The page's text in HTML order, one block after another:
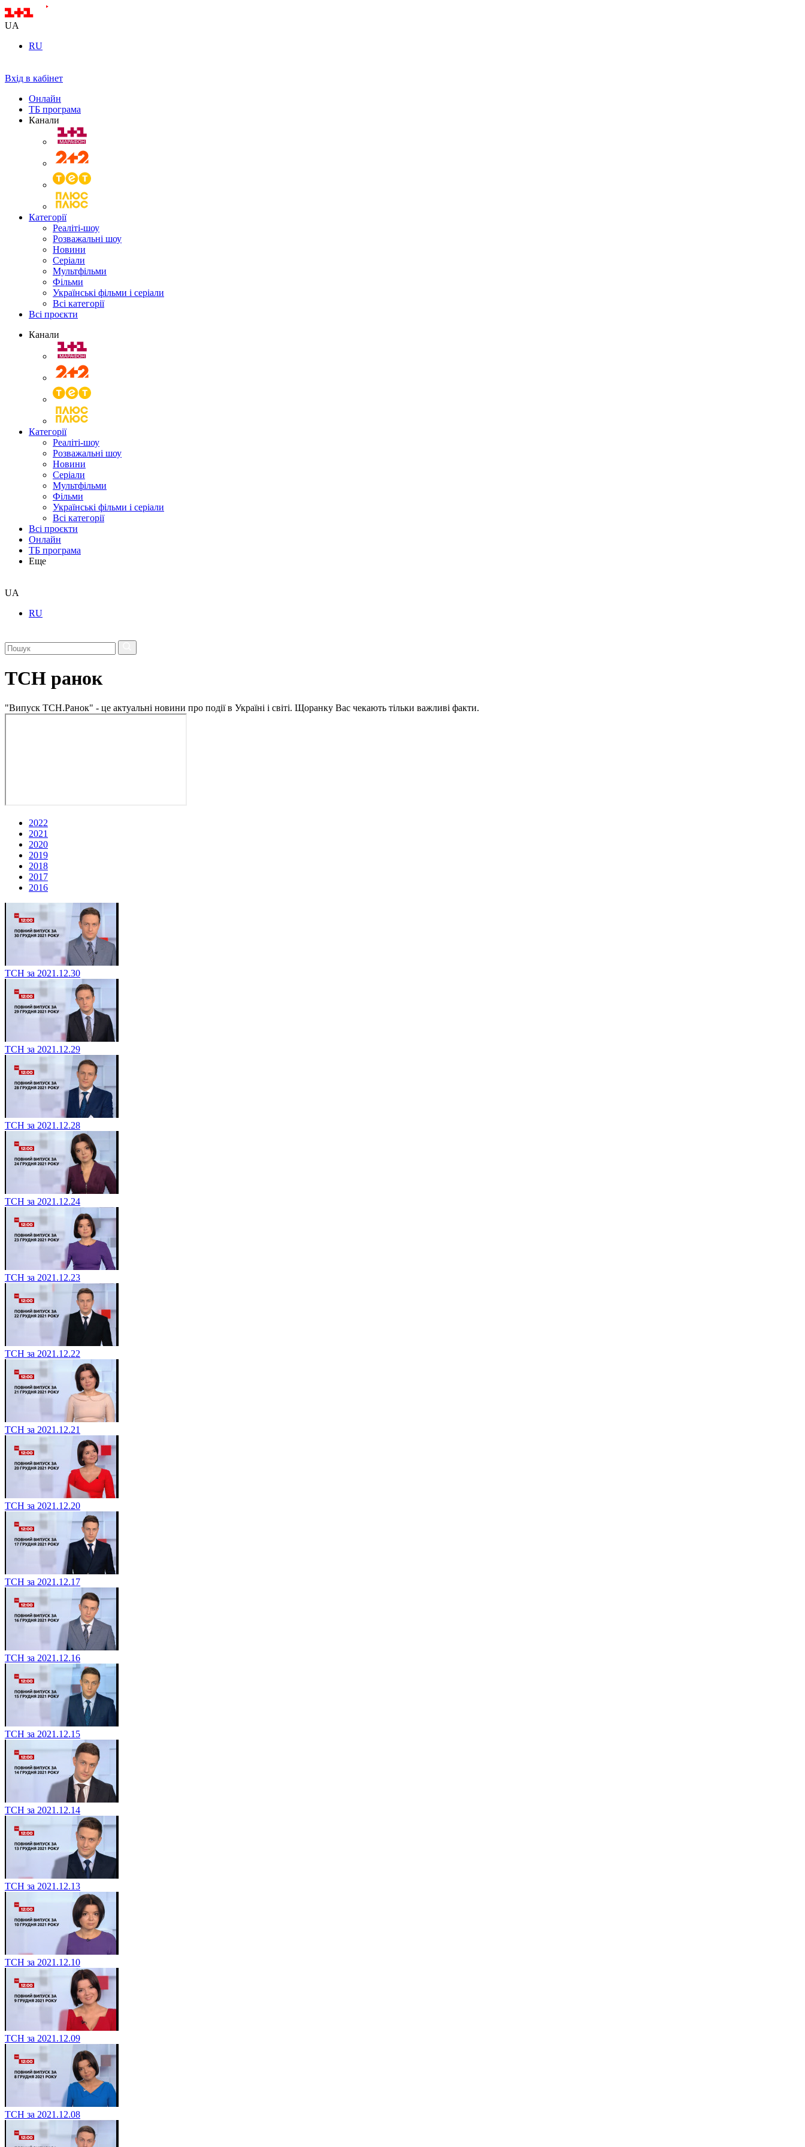
UA
RU
Вхід в кабінет
Онлайн
ТБ програма
Канали
Категорії
Реаліті-шоу
Розважальні шоу
Новини
Серіали
Мультфільми
Фільми
Українські фільми і серіали
Всі категорії
Всі проєкти
Канали
Категорії
Реаліті-шоу
Розважальні шоу
Новини
Серіали
Мультфільми
Фільми
Українські фільми і серіали
Всі категорії
Всі проєкти
Онлайн
ТБ програма
Еще
UA
RU
ТСН ранок
"Випуск ТСН.Ранок" - це актуальні новини про події в Україні і світі. Щоранку Вас чекають тільки важливі факти.
2022
2021
2020
2019
2018
2017
2016
ТСН за 2021.12.30
ТСН за 2021.12.29
ТСН за 2021.12.28
ТСН за 2021.12.24
ТСН за 2021.12.23
ТСН за 2021.12.22
ТСН за 2021.12.21
ТСН за 2021.12.20
ТСН за 2021.12.17
ТСН за 2021.12.16
ТСН за 2021.12.15
ТСН за 2021.12.14
ТСН за 2021.12.13
ТСН за 2021.12.10
ТСН за 2021.12.09
ТСН за 2021.12.08